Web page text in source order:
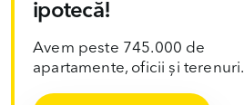
ipotecă!
Avem peste 745.000 de
apartamente, oficii și terenuri.